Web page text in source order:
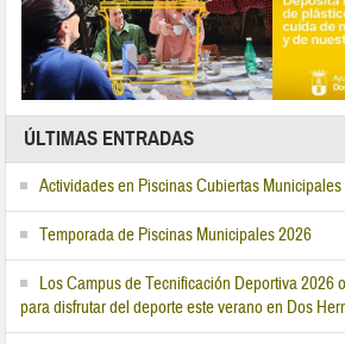
ÚLTIMAS ENTRADAS
Actividades en Piscinas Cubiertas
Temporada de Piscinas Municipales 2026
Los Campus de Tecnificación Deportiva 2026
para disfrutar del deporte este verano en Dos